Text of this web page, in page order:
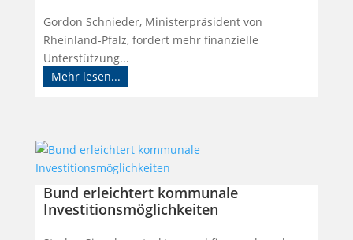
Gordon Schnieder, Ministerpräsident von
Rheinland-Pfalz, fordert mehr finanzielle
Unterstützung...
Mehr lesen...
Bund erleichtert kommunale
Investitionsmöglichkeiten